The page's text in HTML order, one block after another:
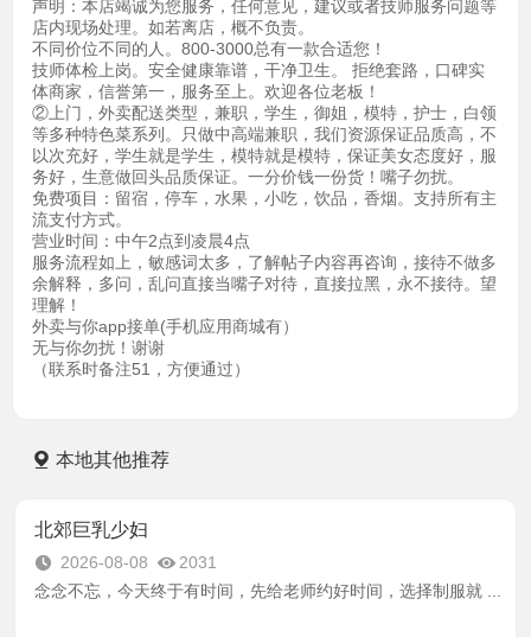
声明：本店竭诚为您服务，任何意见，建议或者技师服务问题等
店内现场处理。如若离店，概不负责。
不同价位不同的人。800-3000总有一款合适您！
技师体检上岗。安全健康靠谱，干净卫生。 拒绝套路，口碑实
体商家，信誉第一，服务至上。欢迎各位老板！
②上门，外卖配送类型，兼职，学生，御姐，模特，护士，白领
等多种特色菜系列。只做中高端兼职，我们资源保证品质高，不
以次充好，学生就是学生，模特就是模特，保证美女态度好，服
务好，生意做回头品质保证。一分价钱一份货！嘴子勿扰。
免费项目：留宿，停车，水果，小吃，饮品，香烟。支持所有主
流支付方式。
营业时间：中午2点到凌晨4点
服务流程如上，敏感词太多，了解帖子内容再咨询，接待不做多
余解释，多问，乱问直接当嘴子对待，直接拉黑，永不接待。望
理解！
外卖与你app接单(手机应用商城有）
无与你勿扰！谢谢
（联系时备注51，方便通过）
本地其他推荐
北郊巨乳少妇
2026-08-08
2031
念念不忘，今天终于有时间，先给老师约好时间，选择制服就 ...